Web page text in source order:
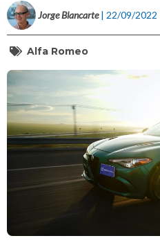
Jorge Blancarte | 22/09/2022
Alfa Romeo